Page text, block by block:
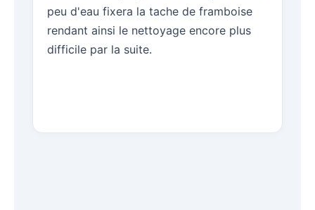
peu d'eau fixera la tache de framboise
rendant ainsi le nettoyage encore plus
difficile par la suite.